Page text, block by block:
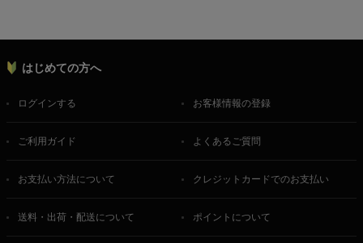
はじめての方へ
ログインする お客様情報の登録
ご利用ガイド よくあるご質問
お支払い方法について クレジットカードでのお支払い
送料・出荷・配送について ポイントについて